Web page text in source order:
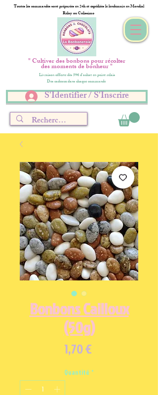
Toutes les commandes sont préparées en 24h et expédiées le lendemain en Mondial
Relay ou Colissimo
" Cultiver des bonbons pour récolter
des moments de bonheur "
Livraison offerte dès 59€ d'achat en point relais
Des cadeaux dans chaque commande
S'Identifier / S'Inscrire
Bonbons Cailloux
(50g)
1,70 €Prix
Quantité *